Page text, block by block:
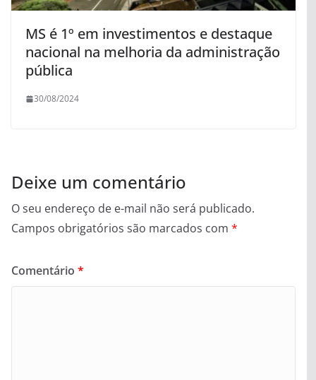
MS é 1º em investimentos e destaque
nacional na melhoria da administração
pública
30/08/2024
Deixe um comentário
O seu endereço de e-mail não será publicado.
Campos obrigatórios são marcados com *
Comentário *